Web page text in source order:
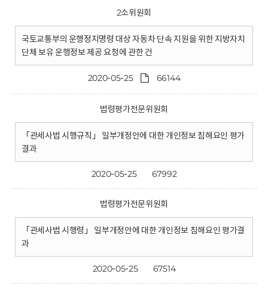
2소위원회
국토교통부의 운행정지명령 대상 자동차 단속 지원을 위한 지방자치
단체 보유 운행정보 제공 요청에 관한 건
2020-05-25 66144
법령평가전문위원회
「관세사법 시행규칙」 일부개정안에 대한 개인정보 침해요인 평가
결과
2020-05-25 67992
법령평가전문위원회
「관세사법 시행령」 일부개정안에 대한 개인정보 침해요인 평가결
과
2020-05-25 67514